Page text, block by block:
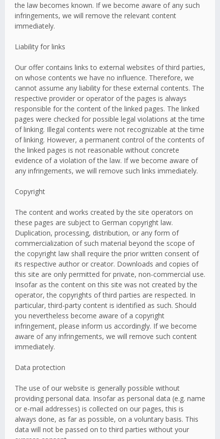
the law becomes known. If we become aware of any such
infringements, we will remove the relevant content
immediately.
Liability for links
Our offer contains links to external websites of third parties,
on whose contents we have no influence. Therefore, we
cannot assume any liability for these external contents. The
respective provider or operator of the pages is always
responsible for the content of the linked pages. The linked
pages were checked for possible legal violations at the time
of linking. Illegal contents were not recognizable at the time
of linking. However, a permanent control of the contents of
the linked pages is not reasonable without concrete
evidence of a violation of the law. If we become aware of
any infringements, we will remove such links immediately.
Copyright
The content and works created by the site operators on
these pages are subject to German copyright law.
Duplication, processing, distribution, or any form of
commercialization of such material beyond the scope of
the copyright law shall require the prior written consent of
its respective author or creator. Downloads and copies of
this site are only permitted for private, non-commercial use.
Insofar as the content on this site was not created by the
operator, the copyrights of third parties are respected. In
particular, third-party content is identified as such. Should
you nevertheless become aware of a copyright
infringement, please inform us accordingly. If we become
aware of any infringements, we will remove such content
immediately.
Data protection
The use of our website is generally possible without
providing personal data. Insofar as personal data (e.g. name
or e-mail addresses) is collected on our pages, this is
always done, as far as possible, on a voluntary basis. This
data will not be passed on to third parties without your